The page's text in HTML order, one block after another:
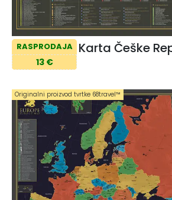
RASPRODAJA
13 €
Karta Češke
Originalni proizvod tvrtke 68travel™️